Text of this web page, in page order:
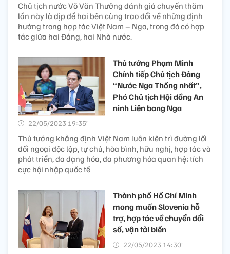
Chủ tịch nước Võ Văn Thưởng đánh giá chuyến thăm
lần này là dịp để hai bên cùng trao đổi về những định
hướng trong hợp tác Việt Nam – Nga, trong đó có hợp
tác giữa hai Đảng, hai Nhà nước.
Thủ tướng Phạm Minh
Chính tiếp Chủ tịch Đảng
“Nước Nga Thống nhất”,
Phó Chủ tịch Hội đồng An
ninh Liên bang Nga
22/05/2023 19:35’
Thủ tướng khẳng định Việt Nam luôn kiên trì đường lối
đối ngoại độc lập, tự chủ, hòa bình, hữu nghị, hợp tác và
phát triển, đa dạng hóa, đa phương hóa quan hệ; tích
cực hội nhập quốc tế
Thành phố Hồ Chí Minh
mong muốn Slovenia hỗ
trợ, hợp tác về chuyển đổi
số, vận tải biển
22/05/2023 14:30’